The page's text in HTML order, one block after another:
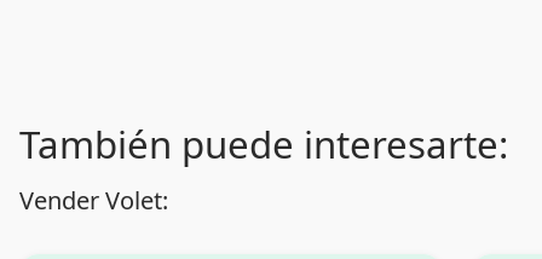
También puede interesarte:
Vender Volet: